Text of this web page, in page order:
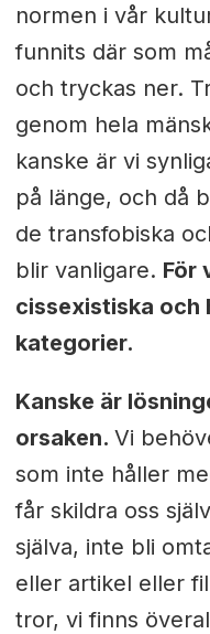
normen i vår
funnits där som
och tryckas ner.
genom hela
kanske är vi
på länge, och då
de transfobiska
blir vanligare. För
cissexistiska och
kategorier.
Kanske är
orsaken. Vi
som inte håller
får skildra oss
själva, inte bli
eller artikel eller
tror, vi finns